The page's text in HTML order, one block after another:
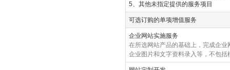
5、其他未指定提供的服务项目
可选订购的单项增值服务
企业网站实施服务
在所选网站产品的基础上，完成企
企业图片和文字资料录入等，不包